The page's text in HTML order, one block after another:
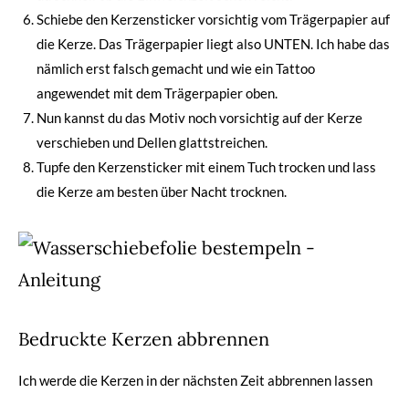
Schiebe den Kerzensticker vorsichtig vom Trägerpapier auf
die Kerze. Das Trägerpapier liegt also UNTEN. Ich habe das
nämlich erst falsch gemacht und wie ein Tattoo
angewendet mit dem Trägerpapier oben.
Nun kannst du das Motiv noch vorsichtig auf der Kerze
verschieben und Dellen glattstreichen.
Tupfe den Kerzensticker mit einem Tuch trocken und lass
die Kerze am besten über Nacht trocknen.
Bedruckte Kerzen abbrennen
Ich werde die Kerzen in der nächsten Zeit abbrennen lassen